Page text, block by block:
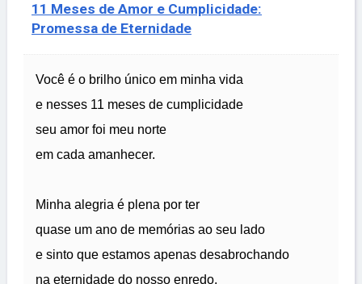
11 Meses de Amor e Cumplicidade:
Promessa de Eternidade
Você é o brilho único em minha vida
e nesses 11 meses de cumplicidade
seu amor foi meu norte
em cada amanhecer.
Minha alegria é plena por ter
quase um ano de memórias ao seu lado
e sinto que estamos apenas desabrochando
na eternidade do nosso enredo.